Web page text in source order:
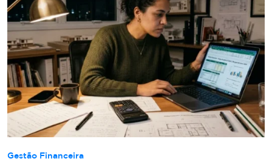
Gestão Financeira